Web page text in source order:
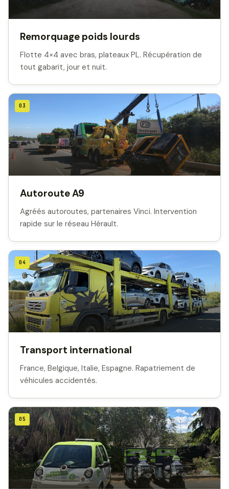
Remorquage poids lourds
Flotte 4×4 avec bras, plateaux PL. Récupération de
tout gabarit, jour et nuit.
03
Autoroute A9
Agréés autoroutes, partenaires Vinci. Intervention
rapide sur le réseau Hérault.
04
Transport international
France, Belgique, Italie, Espagne. Rapatriement de
véhicules accidentés.
05